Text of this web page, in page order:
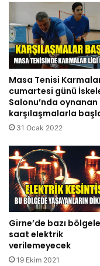
Masa Tenisi
cumartesi günü
Salonu’nda oynanan
karşılaşmalarla
31 Ocak 2022
Girne’de bazı
saat elektrik
verilemeyecek
19 Ekim 2021